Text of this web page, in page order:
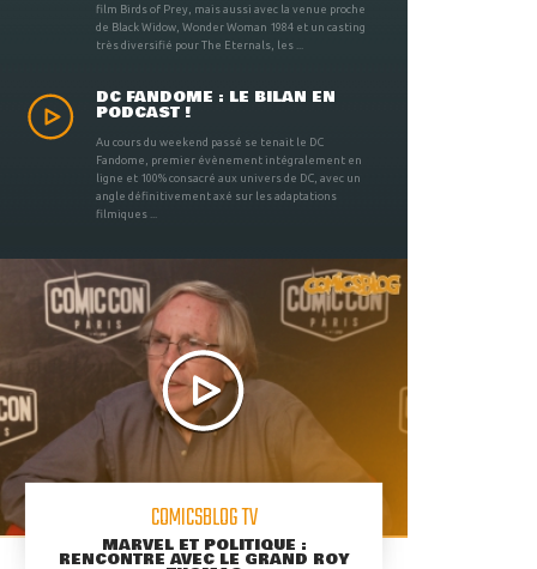
film Birds of Prey, mais aussi avec la venue proche
de Black Widow, Wonder Woman 1984 et un casting
très diversifié pour The Eternals, les ...
DC FANDOME : LE BILAN EN
PODCAST !
Au cours du weekend passé se tenait le DC
Fandome, premier évènement intégralement en
ligne et 100% consacré aux univers de DC, avec un
angle définitivement axé sur les adaptations
filmiques ...
COMICSBLOG TV
MARVEL ET POLITIQUE :
RENCONTRE AVEC LE GRAND ROY